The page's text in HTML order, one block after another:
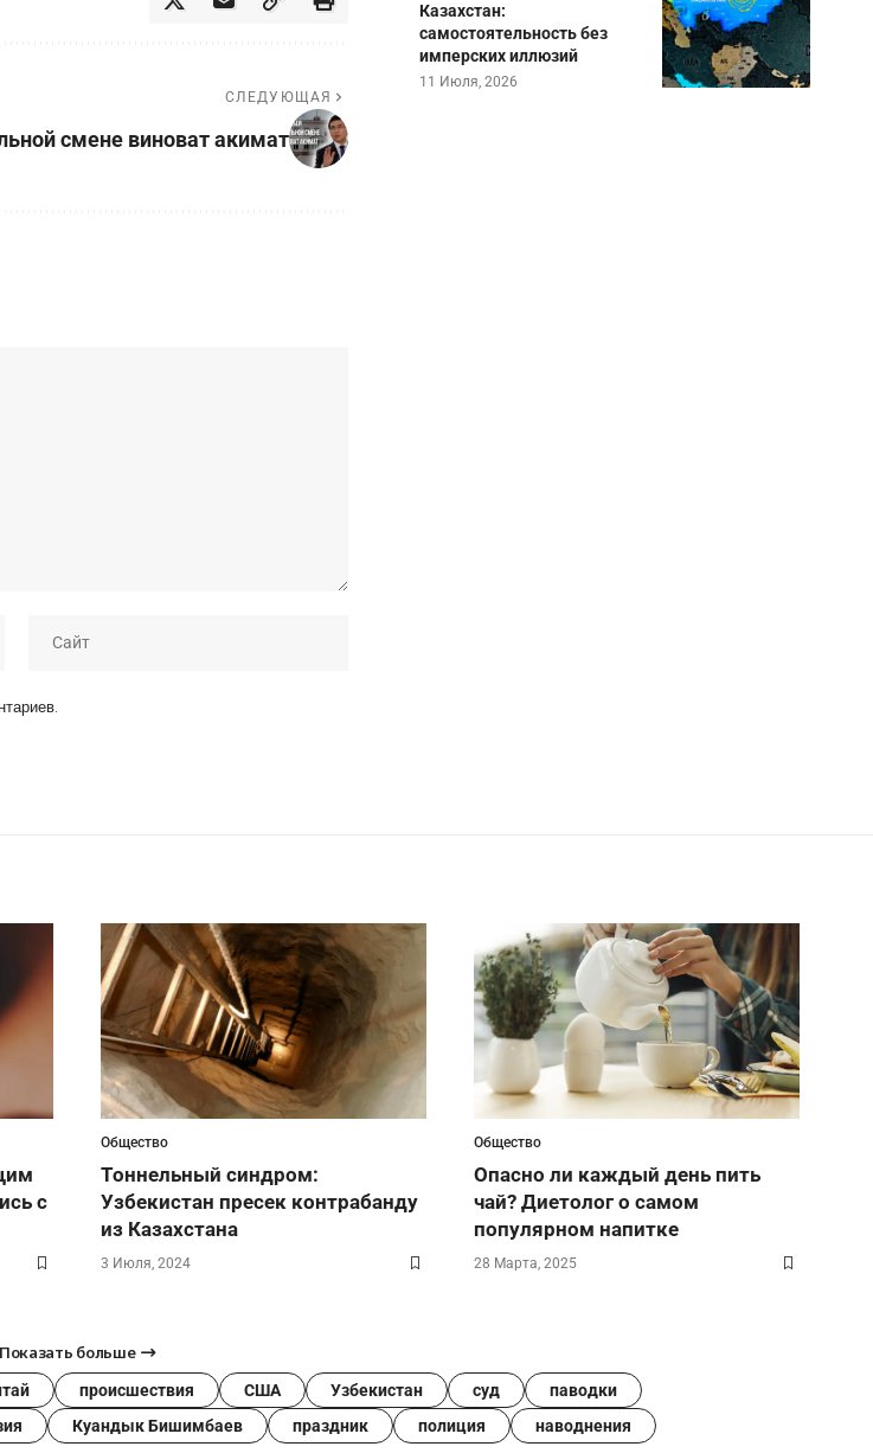
СЛЕДУЮЩАЯ
смене виноват акимат
Казахстан:
самостоятельность без
имперских иллюзий
11 Июля, 2026
с
Общество
Тоннельный синдром:
Узбекистан пресек контрабанду
из Казахстана
3 Июля, 2024
Общество
Опасно ли каждый день пить
чай? Диетолог о самом
популярном напитке
28 Марта, 2025
Показать больше
происшествия США Узбекистан суд
паводки
Куандык Бишимбаев праздник полиция
наводнения